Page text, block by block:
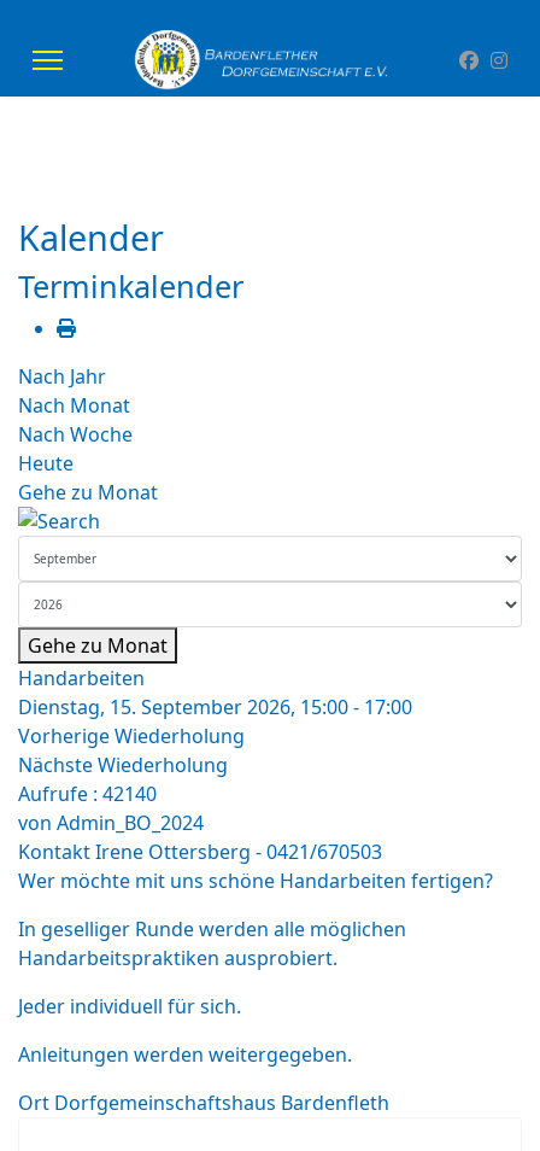
Kalender
Terminkalender
Nach Jahr
Nach Monat
Nach Woche
Heute
Gehe zu Monat
Gehe zu Monat
Handarbeiten
Dienstag, 15. September 2026, 15:00 - 17:00
Vorherige Wiederholung
Nächste Wiederholung
Aufrufe : 42140
von Admin_BO_2024
KontaktIrene Ottersberg - 0421/670503
Wer möchte mit uns schöne Handarbeiten fertigen?
In geselliger Runde werden alle möglichen
Handarbeitspraktiken ausprobiert.
Jeder individuell für sich.
Anleitungen werden weitergegeben.
Ort Dorfgemeinschaftshaus Bardenfleth